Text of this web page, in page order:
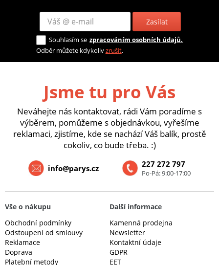
Zasílat
Souhlasím se zpracováním osobních údajů.
Odběr můžete kdykolivzrušit.
Jsme tu pro Vás
Neváhejte nás kontaktovat, rádi Vám poradíme s
výběrem, pomůžeme s objednávkou, vyřešíme
reklamaci, zjistíme, kde se nachází Váš balík, prostě
cokoliv, co bude třeba. :)
227 272 797
Po-Pá: 9:00-17:00
info@parys.cz
Vše o nákupu
Obchodní podmínky
Odstoupení od smlouvy
Reklamace
Doprava
Platební metody
Další informace
Kamenná prodejna
Newsletter
Kontaktní údaje
GDPR
EET